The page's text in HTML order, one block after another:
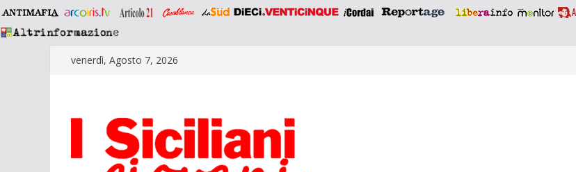
Saltavenerdì, Agosto 7, 2026